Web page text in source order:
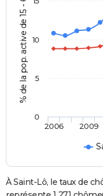
% de la pop. active de 15 - 64 ans
2006 2009
0
5
10
À Saint-Lô, le taux de